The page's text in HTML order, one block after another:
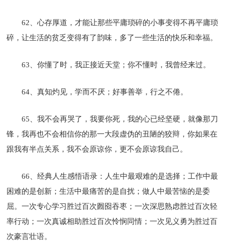
62、心存厚道，才能让那些平庸琐碎的小事变得不再平庸琐
碎，让生活的贫乏变得有了韵味，多了一些生活的快乐和幸福。
63、你懂了时，我正接近天堂；你不懂时，我曾经来过。
64、真知灼见，学而不厌；好事善举，行之不倦。
65、我不会再哭了，我要你死，我的心已经坚硬，就像那刀
锋，我再也不会相信你的那一大段虚伪的丑陋的狡辩，你如果在
跟我有半点关系，我不会原谅你，更不会原谅我自己。
66、经典人生感悟语录：人生中最艰难的是选择；工作中最
困难的是创新；生活中最痛苦的是自扰；做人中最苦恼的是委
屈。一次专心学习胜过百次囫囵吞枣；一次深思熟虑胜过百次轻
率行动；一次真诚相助胜过百次怜悯同情；一次见义勇为胜过百
次豪言壮语。